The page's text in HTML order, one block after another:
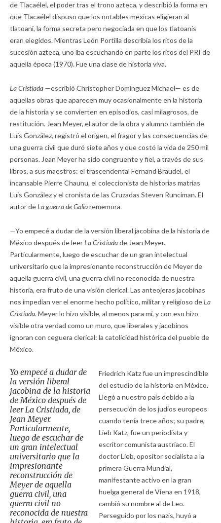
de Tlacaélel, el poder tras el trono azteca, y describió la forma en
que Tlacaélel dispuso que los notables mexicas eligieran al
tlatoani, la forma secreta pero negociada en que los tlatoanis
eran elegidos. Mientras León Portilla describía los ritos de la
sucesión azteca, uno iba escuchando en parte los ritos del PRI de
aquella época (1970). Fue una clase de historia viva.
La Cristiada —escribió Christopher Domínguez Michael— es de
aquellas obras que aparecen muy ocasionalmente en la historia
de la historia y se convierten en episodios, casi milagrosos, de
restitución. Jean Meyer, el autor de la obra y alumno también de
Luis González, registró el origen, el fragor y las consecuencias de
una guerra civil que duró siete años y que costó la vida de 250 mil
personas. Jean Meyer ha sido congruente y fiel, a través de sus
libros, a sus maestros: el trascendental Fernand Braudel, el
incansable Pierre Chaunu, el coleccionista de historias matrias
Luis González y el cronista de las Cruzadas Steven Runciman. El
autor deLa guerra de Galiorememora.
—Yo empecé a dudar de la versión liberal jacobina de la historia de
México después de leerLa Cristiadade Jean Meyer.
Particularmente, luego de escuchar de un gran intelectual
universitario que la impresionante reconstrucción de Meyer de
aquella guerra civil, una guerra civil no reconocida de nuestra
historia, era fruto de una visión clerical. Las anteojeras jacobinas
nos impedían ver el enorme hecho político, militar y religioso deLa
Cristiada. Meyer lo hizo visible, al menos para mí, y con eso hizo
visible otra verdad como un muro, que liberales y jacobinos
ignoran con ceguera clerical: la catolicidad histórica del pueblo de
México.
Yo empecé a dudar de
la versión liberal
jacobina de la historia
de México después de
leer La Cristiada, de
Jean Meyer.
Particularmente,
luego de escuchar de
un gran intelectual
universitario que la
impresionante
reconstrucción de
Meyer de aquella
guerra civil, una
guerra civil no
reconocida de nuestra
Friedrich Katz fue un imprescindible
del estudio de la historia en México.
Llegó a nuestro país debido a la
persecución de los judíos europeos
cuando tenía trece años; su padre,
Lieb Katz, fue un periodista y
escritor comunista austriaco. El
doctor Lieb, opositor socialista a la
primera Guerra Mundial,
manifestante activo en la gran
huelga general de Viena en 1918,
cambió su nombre al de Leo.
Perseguido por los nazis, huyó a